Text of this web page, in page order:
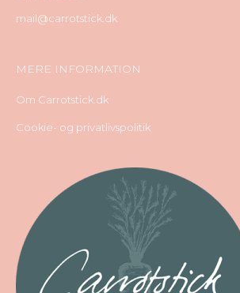
mail@carrotstick.dk
MERE INFORMATION
Om Carrotstick.dk
Cookie- og privatlivspolitik